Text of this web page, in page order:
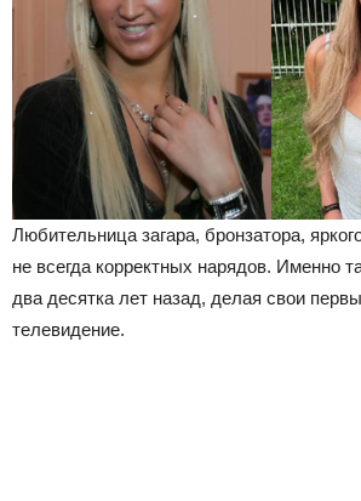
Любительница загара, бронзатора,
не всегда корректных нарядов. Именно
два десятка лет назад, делая свои
телевидение.